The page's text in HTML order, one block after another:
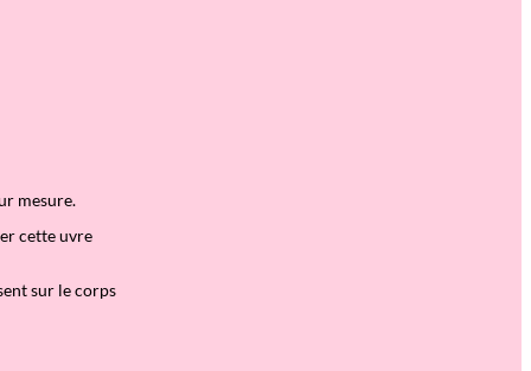
mesure.
cetteuvre
sur le corps